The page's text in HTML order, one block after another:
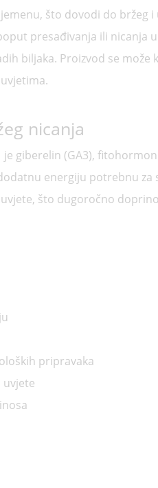
što dovodi do
presađivanja ili
biljaka. Proizvod se
nicanja
gibere­lin (GA3),
energiju potrebnu
što dugoročno
pripravaka
uvjete